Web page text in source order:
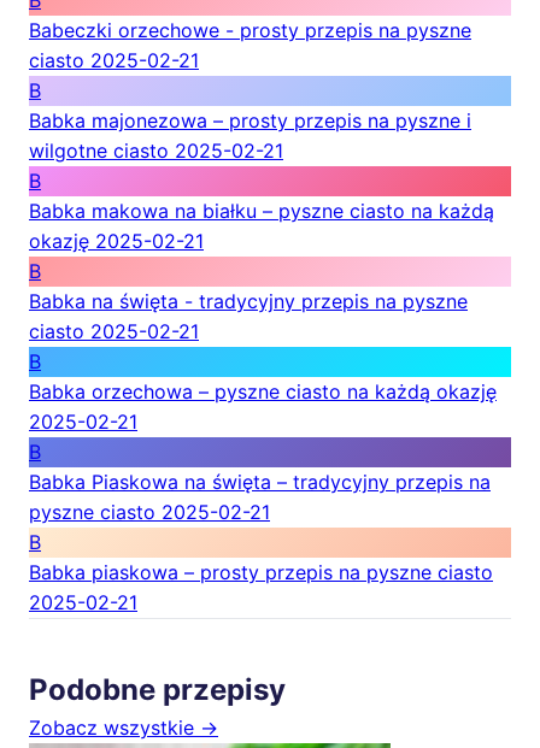
Babeczki orzechowe - prosty przepis na pyszne
ciasto 2025-02-21
B
Babka majonezowa – prosty przepis na pyszne i
wilgotne ciasto 2025-02-21
B
Babka makowa na białku – pyszne ciasto na każdą
okazję 2025-02-21
B
Babka na święta - tradycyjny przepis na pyszne
ciasto 2025-02-21
B
Babka orzechowa – pyszne ciasto na każdą okazję
2025-02-21
B
Babka Piaskowa na święta – tradycyjny przepis na
pyszne ciasto 2025-02-21
B
Babka piaskowa – prosty przepis na pyszne ciasto
2025-02-21
Podobne przepisy
Zobacz wszystkie →